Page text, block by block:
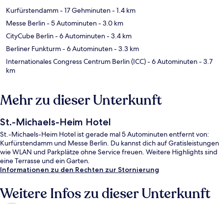
Kurfürstendamm- 17 Gehminuten- 1.4 km
Messe Berlin- 5 Autominuten- 3.0 km
CityCube Berlin- 6 Autominuten- 3.4 km
Berliner Funkturm- 6 Autominuten- 3.3 km
Internationales Congress Centrum Berlin (ICC)- 6 Autominuten- 3.7
km
Mehr zu dieser Unterkunft
St.-Michaels-Heim Hotel
St.-Michaels-Heim Hotel ist gerade mal 5 Autominuten entfernt von:
Kurfürstendamm und Messe Berlin. Du kannst dich auf Gratisleistungen
wie WLAN und Parkplätze ohne Service freuen. Weitere Highlights sind
eine Terrasse und ein Garten.
Informationen zu den Rechten zur Stornierung
Weitere Infos zu dieser Unterkunft